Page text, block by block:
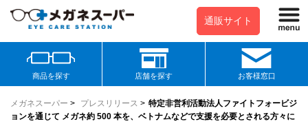
通販サイト
商品を探す 店舗を探す お客様窓口
メガネスーパー > プレスリリース > 特定非営利活動法人ファイトフォービジ
ョンを通じて メガネ約 500 本を、ベトナムなどで支援を必要とされる方々に